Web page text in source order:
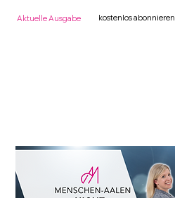
kostenlos abonnieren
Aktuelle Ausgabe